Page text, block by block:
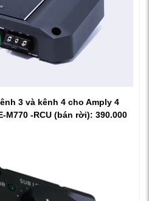
3 và kênh 4 cho Amply 4
M770 -RCU (bán rời): 390.000